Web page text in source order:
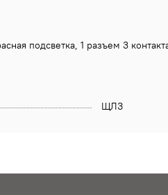
подсветка, 1 разъем 3
ЩЛЗ